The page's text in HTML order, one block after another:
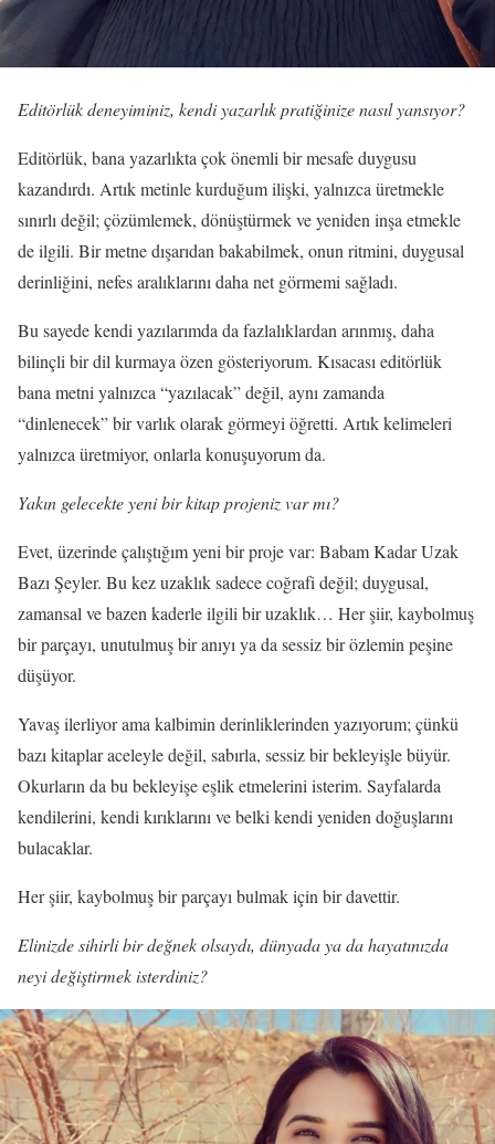
Editörlük deneyiminiz, kendi yazarlık pratiğinize nasıl yansıyor?
Editörlük, bana yazarlıkta çok önemli bir mesafe duygusu
kazandırdı. Artık metinle kurduğum ilişki, yalnızca üretmekle
sınırlı değil; çözümlemek, dönüştürmek ve yeniden inşa etmekle
de ilgili. Bir metne dışarıdan bakabilmek, onun ritmini, duygusal
derinliğini, nefes aralıklarını daha net görmemi sağladı.
Bu sayede kendi yazılarımda da fazlalıklardan arınmış, daha
bilinçli bir dil kurmaya özen gösteriyorum. Kısacası editörlük
bana metni yalnızca “yazılacak” değil, aynı zamanda
“dinlenecek” bir varlık olarak görmeyi öğretti. Artık kelimeleri
yalnızca üretmiyor, onlarla konuşuyorum da.
Yakın gelecekte yeni bir kitap projeniz var mı?
Evet, üzerinde çalıştığım yeni bir proje var: Babam Kadar Uzak
Bazı Şeyler. Bu kez uzaklık sadece coğrafi değil; duygusal,
zamansal ve bazen kaderle ilgili bir uzaklık… Her şiir, kaybolmuş
bir parçayı, unutulmuş bir anıyı ya da sessiz bir özlemin peşine
düşüyor.
Yavaş ilerliyor ama kalbimin derinliklerinden yazıyorum; çünkü
bazı kitaplar aceleyle değil, sabırla, sessiz bir bekleyişle büyür.
Okurların da bu bekleyişe eşlik etmelerini isterim. Sayfalarda
kendilerini, kendi kırıklarını ve belki kendi yeniden doğuşlarını
bulacaklar.
Her şiir, kaybolmuş bir parçayı bulmak için bir davettir.
Elinizde sihirli bir değnek olsaydı, dünyada ya da hayatınızda
neyi değiştirmek isterdiniz?